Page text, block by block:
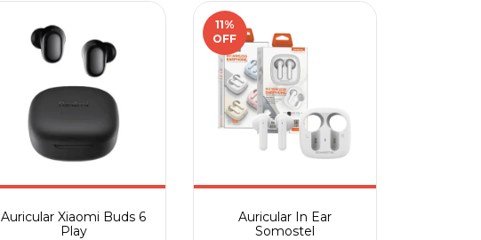
Auricular Xiaomi Buds 6
Play
11%
OFF
Auricular In Ear
Somostel